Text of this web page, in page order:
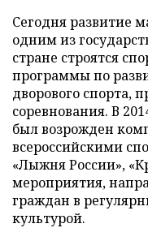
Сегодня развитие
одним из
стране строятся
программы по
дворового спорта,
соревнования. В
был возрожден
всероссийскими
«Лыжня России»,
мероприятия,
граждан в
культурой.